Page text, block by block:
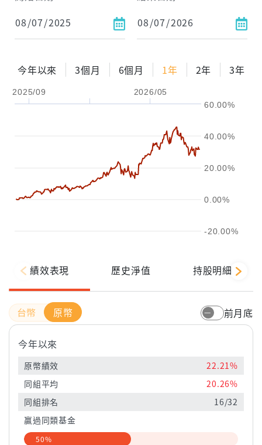
今年以來 3個月 6個月 1年 2年 3年
2025/09 2026/05
-20.00%
0.00%
20.00%
40.00%
60.00%
依金額
依比例
0% 年化自由Pay率
3年
試算
績效表現 歷史淨值 持股明細
原幣 前月底
今年以來
原幣績效
22.21%
同組平均
20.26%
同組排名
16/32
贏過同類基金
50%